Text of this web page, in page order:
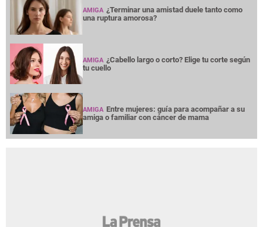
AMIGA ¿Terminar una amistad duele tanto como
una ruptura amorosa?
AMIGA ¿Cabello largo o corto? Elige tu corte según
tu cuello
AMIGA Entre mujeres: guía para acompañar a su
amiga o familiar con cáncer de mama